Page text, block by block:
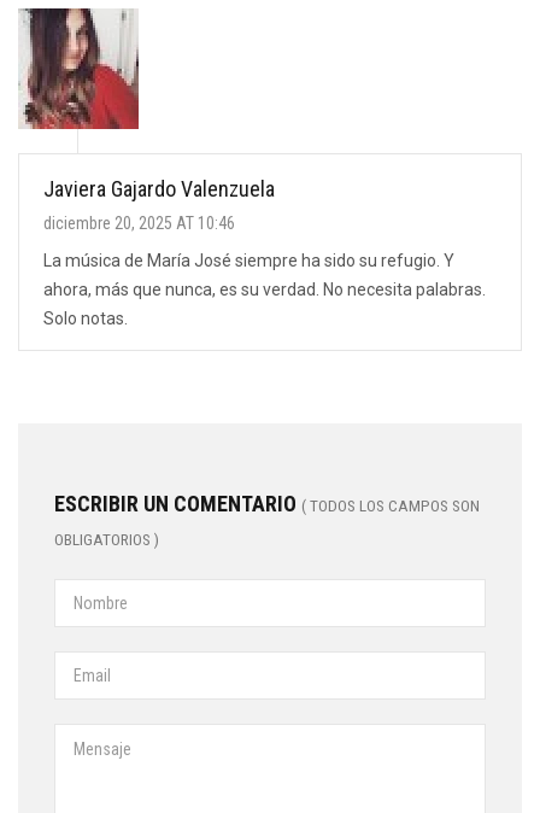
Javiera Gajardo Valenzuela
diciembre 20, 2025 AT 10:46
La música de María José siempre ha sido su refugio. Y
ahora, más que nunca, es su verdad. No necesita palabras.
Solo notas.
ESCRIBIR UN COMENTARIO ( TODOS LOS CAMPOS SON
OBLIGATORIOS )